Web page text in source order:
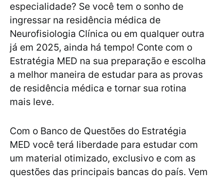
especialidade? Se você tem o sonho de
ingressar na residência médica de
Neurofisiologia Clínica ou em qualquer outra
já em 2025, ainda há tempo! Conte com o
Estratégia MED na sua preparação e escolha
a melhor maneira de estudar para as provas
de residência médica e tornar sua rotina
mais leve.
Com o Banco de Questões do Estratégia
MED você terá liberdade para estudar com
um material otimizado, exclusivo e com as
questões das principais bancas do país. Vem